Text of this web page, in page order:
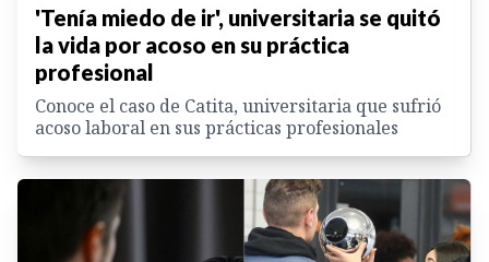
'Tenía miedo de ir', universitaria se quitó
la vida por acoso en su práctica
profesional
Conoce el caso de Catita, universitaria que sufrió
acoso laboral en sus prácticas profesionales